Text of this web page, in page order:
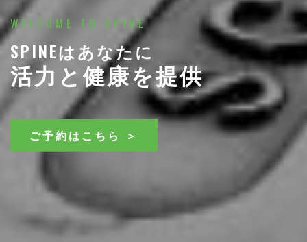
WELCOME TO SPINE
SPINEはあなたに
活力と健康を提供
ご予約はこちら ＞